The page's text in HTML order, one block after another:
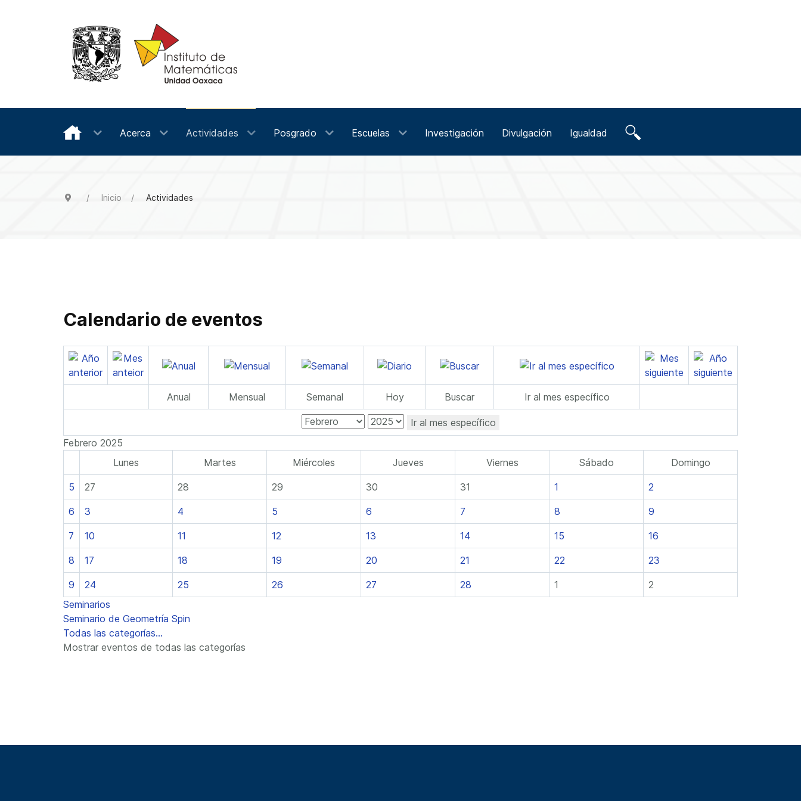
Acerca Actividades Posgrado Escuelas Investigación Divulgación Igualdad
Inicio Actividades
Calendario de eventos
Anual Mensual Semanal Hoy Buscar Ir al mes específico
Ir al mes específico
Febrero 2025
Lunes
Martes Miércoles Jueves Viernes Sábado Domingo
5 27 28 29 30 31 1 2
6 3 4 5 6 7 8 9
7 10 11 12 13 14 15 16
8 17 18 19 20 21 22 23
9 24 25 26 27 28 1
2
Seminarios
Seminario de Geometría Spin
Todas las categorías...
Mostrar eventos de todas las categorías